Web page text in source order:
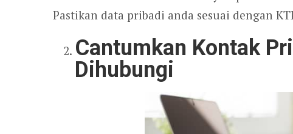
Pastikan data pribadi anda sesuai dengan
Cantumkan Kontak
Dihubungi